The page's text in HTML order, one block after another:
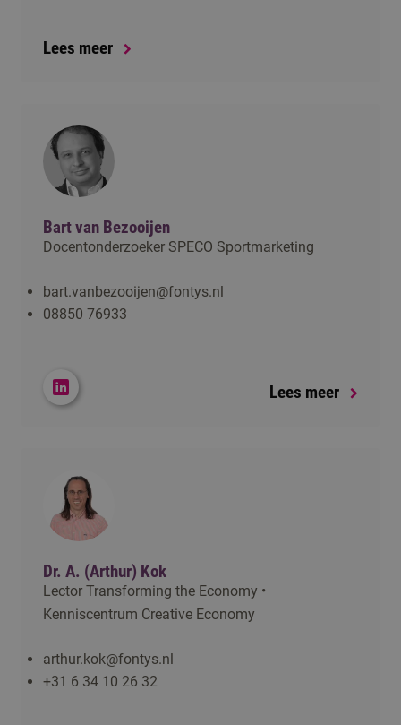
Lees meer
Bart van Bezooijen
Docentonderzoeker SPECO Sportmarketing
bart.vanbezooijen@fontys.nl
08850 76933
Lees meer
Dr. A. (Arthur) Kok
Lector Transforming the Economy •
Kenniscentrum Creative Economy
arthur.kok@fontys.nl
+31 6 34 10 26 32